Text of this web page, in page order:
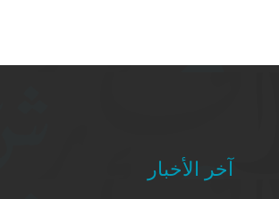
آخر الأخبار